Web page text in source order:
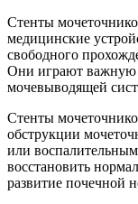
Стенты
медицинские
свободного
Они играют важную
мочевыводящей
Стенты
обструкции
или
восстановить
развитие почечной